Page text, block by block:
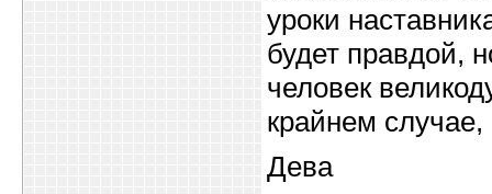
уроки
будет правдой,
человек
крайнем случае,
Дева